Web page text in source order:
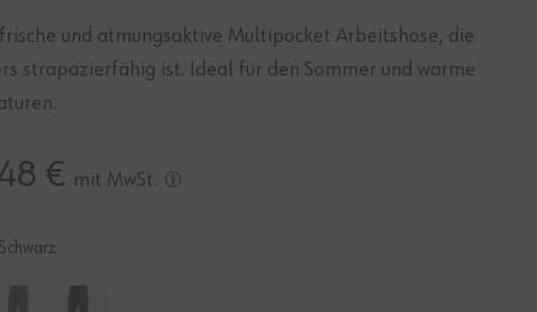
und atmungsaktive Multipocket Arbeitshose, die
strapazierfähig ist. Ideal für den Sommer und warme
€ mit MwSt.
Schwarz